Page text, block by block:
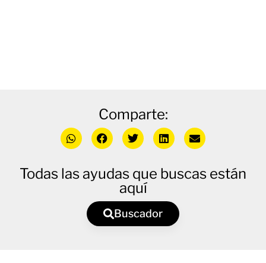
Comparte:
Todas las ayudas que buscas están
aquí
Buscador